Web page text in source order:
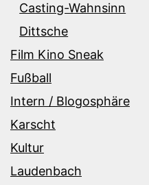
Casting-Wahnsinn
Dittsche
Film Kino Sneak
Fußball
Intern / Blogosphäre
Karscht
Kultur
Laudenbach